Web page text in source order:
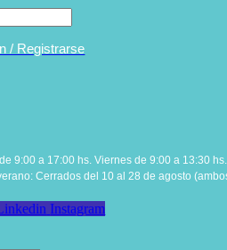
/ Registrarse
9:00 a 17:00 hs. Viernes de 9:00 a 13:30 hs.
Cerrados del 10 al 28 de agosto
Instagram